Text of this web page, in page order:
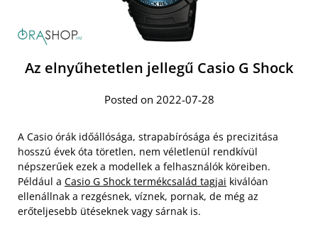
Az elnyűhetetlen jellegű Casio G Shock
Posted on 2022-07-28
A Casio órák időállósága, strapabírósága és precizitása
hosszú évek óta töretlen, nem véletlenül rendkívül
népszerűek ezek a modellek a felhasználók köreiben.
Például a Casio G Shock termékcsalád tagjai kiválóan
ellenállnak a rezgésnek, víznek, pornak, de még az
erőteljesebb ütéseknek vagy sárnak is.